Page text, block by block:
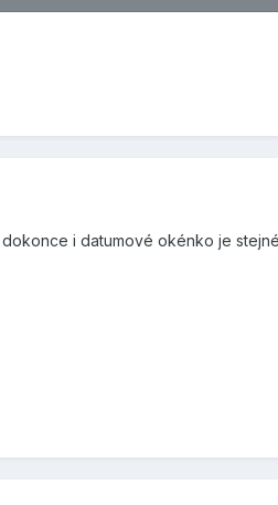
i datumové okénko je